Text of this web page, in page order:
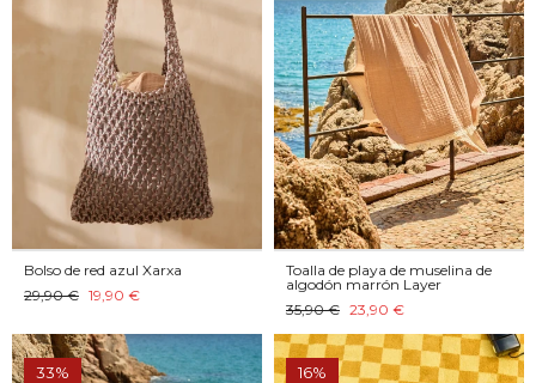
Bolso de red azul Xarxa
29,90 € 19,90 €
Toalla de playa de muselina de
algodón marrón Layer
35,90 € 23,90 €
33% 16%